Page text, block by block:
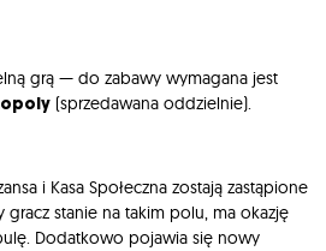
grą — do zabawy wymagana jest
(sprzedawana oddzielnie).
i Kasa Społeczna zostają zastąpione
gracz stanie na takim polu, ma okazję
Dodatkowo pojawia się nowy